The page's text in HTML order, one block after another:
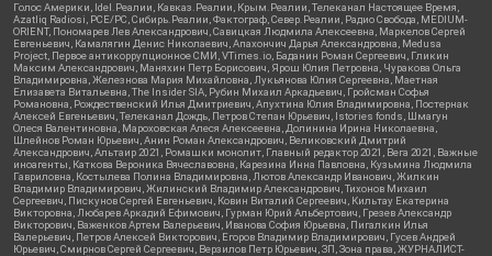
Голос Америки, Idel.Реалии, Кавказ.Реалии, Крым.Реалии, Телеканал Настоящее Время,
Azatliq Radiosi, PCE/PC, Сибирь.Реалии, Фактограф, Север.Реалии, Радио Свобода, MEDIUM-
ORIENT, Пономарев Лев Александрович, Савицкая Людмила Алексеевна, Маркелов Сергей
Евгеньевич, Камалягин Денис Николаевич, Апахончич Дарья Александровна, Medusa
Project, Первое антикоррупционное СМИ, VTimes.io, Баданин Роман Сергеевич, Гликин
Максим Александрович, Маняхин Петр Борисович, Ярош Юлия Петровна, Чуракова Ольга
Владимировна, Железнова Мария Михайловна, Лукьянова Юлия Сергеевна, Маетная
Елизавета Витальевна, The Insider SIA, Рубин Михаил Аркадьевич, Гройсман Софья
Романовна, Рождественский Илья Дмитриевич, Апухтина Юлия Владимировна, Постернак
Алексей Евгеньевич, Телеканал Дождь, Петров Степан Юрьевич, Istories fonds, Шмагун
Олеся Валентиновна, Мароховская Алеся Алексеевна, Долинина Ирина Николаевна,
Шлейнов Роман Юрьевич, Анин Роман Александрович, Великовский Дмитрий
Александрович, Альтаир 2021, Ромашки монолит, Главный редактор 2021, Вега 2021, Важные
иноагенты, Каткова Вероника Вячеславовна, Карезина Инна Павловна, Кузьмина Людмила
Гавриловна, Костылева Полина Владимировна, Лютов Александр Иванович, Жилкин
Владимир Владимирович, Жилинский Владимир Александрович, Тихонов Михаил
Сергеевич, Пискунов Сергей Евгеньевич, Ковин Виталий Сергеевич, Кильтау Екатерина
Викторовна, Любарев Аркадий Ефимович, Гурман Юрий Альбертович, Грезев Александр
Викторович, Важенков Артем Валерьевич, Иванова София Юрьевна, Пигалкин Илья
Валерьевич, Петров Алексей Викторович, Егоров Владимир Владимирович, Гусев Андрей
Юрьевич, Смирнов Сергей Сергеевич, Верзилов Петр Юрьевич, ЗП, Зона права, ЖУРНАЛИСТ-